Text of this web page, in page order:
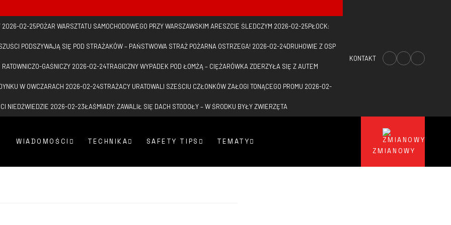
2026-02-25POŻAR WARSZTATU SAMOCHODOWEGO PRZY WARSZAWSKIM ARESZCIE ŚLEDCZYM 2026-02-25PŁOCK:
PODSZYWAJĄ SIĘ POD STRAŻAKÓW – PAŃSTWOWA STRAŻ POŻARNA OSTRZEGA! 2026-02-24DRUHOWIE Z OSP
GAŚNICZY 2026-02-24TRAGICZNY WYPADEK POD ŁOMŻĄ – CIĘŻARÓWKA ZDERZYŁA SIĘ Z AUTEM
W OWCZARACH 2026-02-24STRAŻACY URATOWALI SZEŚCIU CZŁONKÓW ZAŁOGI TONĄCEGO PROMU 2026-02-
NIEDŹWIEDZIE 2026-02-23ŁAŚMIADY: ZAWALIŁ SIĘ DACH STODOŁY – W ŚRODKU BYŁY ZWIERZĘTA
KONTAKT
WIADOMOŚCI TECHNIKA SAFETY TIPS
TEMATY
ZMIANOWY